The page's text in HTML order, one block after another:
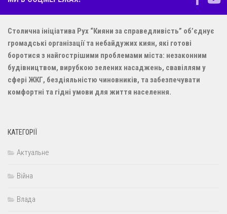
Столична ініціатива Рух “Кияни за справедливість” об’єднує
громадські організації та небайдужих киян, які готові
боротися з найгострішими проблемами міста: незаконним
будівництвом, вирубкою зелених насаджень, свавіллям у
сфері ЖКГ, бездіяльністю чиновників, та забезпечувати
комфортні та гідні умови для життя населення.
КАТЕГОРІЇ
Актуальне
Війна
Влада